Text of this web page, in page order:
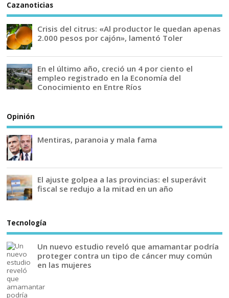
Cazanoticias
Crisis del citrus: «Al productor le quedan apenas
2.000 pesos por cajón», lamentó Toler
En el último año, creció un 4 por ciento el
empleo registrado en la Economía del
Conocimiento en Entre Ríos
Opinión
Mentiras, paranoia y mala fama
El ajuste golpea a las provincias: el superávit
fiscal se redujo a la mitad en un año
Tecnología
Un nuevo estudio reveló que amamantar podría
proteger contra un tipo de cáncer muy común
en las mujeres